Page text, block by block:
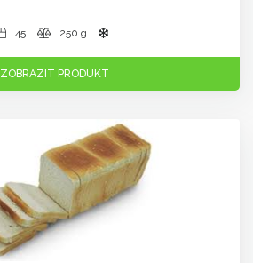
45 250 g
ZOBRAZIT PRODUKT